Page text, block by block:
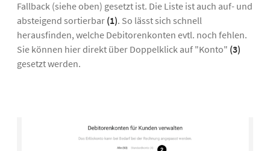
Fallback (siehe oben) gesetzt ist. Die Liste ist auch auf- und
absteigend sortierbar (1). So lässt sich schnell
herausfinden, welche Debitorenkonten evtl. noch fehlen.
Sie können hier direkt über Doppelklick auf "Konto" (3)
gesetzt werden.